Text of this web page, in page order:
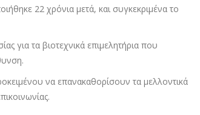
22 χρόνια μετά, και συγκεκριμένα το
για τα βιοτεχνικά επιμελητήρια που
να επανακαθορίσουν τα μελλοντικά